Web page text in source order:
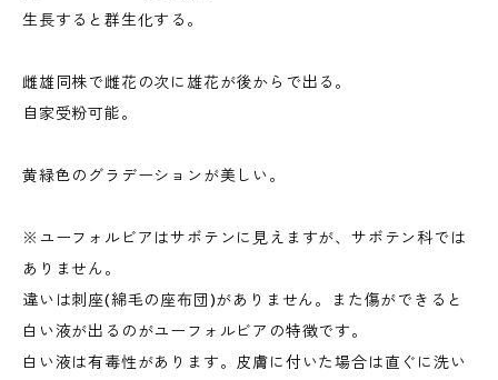
生長すると群生化する。
雌雄同株で雌花の次に雄花が後からで出る。
自家受粉可能。
黄緑色のグラデーションが美しい。
※ユーフォルビアはサボテンに見えますが、サボテン科では
ありません。
違いは刺座(綿毛の座布団)がありません。また傷ができると
白い液が出るのがユーフォルビアの特徴です。
白い液は有毒性があります。皮膚に付いた場合は直ぐに洗い